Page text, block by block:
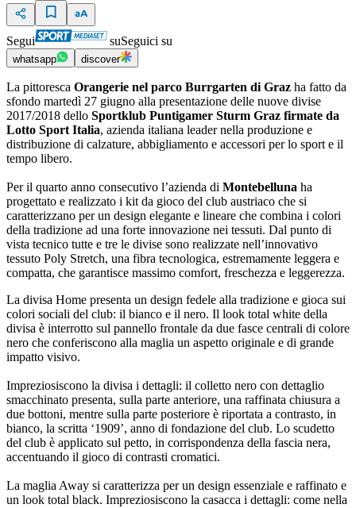
Segui suSeguici su
whatsapp discover
La pittoresca Orangerie nel parco Burrgarten di Graz ha fatto da
sfondo martedì 27 giugno alla presentazione delle nuove divise
2017/2018 dello Sportklub Puntigamer Sturm Graz firmate da
Lotto Sport Italia, azienda italiana leader nella produzione e
distribuzione di calzature, abbigliamento e accessori per lo sport e il
tempo libero.
Per il quarto anno consecutivo l’azienda di Montebelluna ha
progettato e realizzato i kit da gioco del club austriaco che si
caratterizzano per un design elegante e lineare che combina i colori
della tradizione ad una forte innovazione nei tessuti. Dal punto di
vista tecnico tutte e tre le divise sono realizzate nell’innovativo
tessuto Poly Stretch, una fibra tecnologica, estremamente leggera e
compatta, che garantisce massimo comfort, freschezza e leggerezza.
La divisa Home presenta un design fedele alla tradizione e gioca sui
colori sociali del club: il bianco e il nero. Il look total white della
divisa è interrotto sul pannello frontale da due fasce centrali di colore
nero che conferiscono alla maglia un aspetto originale e di grande
impatto visivo.
Impreziosiscono la divisa i dettagli: il colletto nero con dettaglio
smacchinato presenta, sulla parte anteriore, una raffinata chiusura a
due bottoni, mentre sulla parte posteriore è riportata a contrasto, in
bianco, la scritta ‘1909’, anno di fondazione del club. Lo scudetto
del club è applicato sul petto, in corrispondenza della fascia nera,
accentuando il gioco di contrasti cromatici.
La maglia Away si caratterizza per un design essenziale e raffinato e
un look total black. Impreziosiscono la casacca i dettagli: come nella